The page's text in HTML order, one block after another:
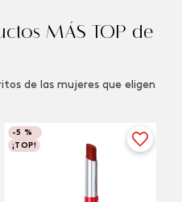
MÁS TOP de
de las mujeres que eligen
-5 %
¡TOP!